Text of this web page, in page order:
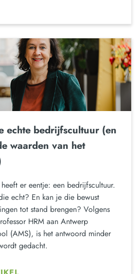
echte bedrijfscultuur (en
waarden van het
er eentje: een bedrijfscultuur.
echt? En kan je die bewust
tot stand brengen? Volgens
HRM aan Antwerp
(AMS), is het antwoord minder
gedacht.